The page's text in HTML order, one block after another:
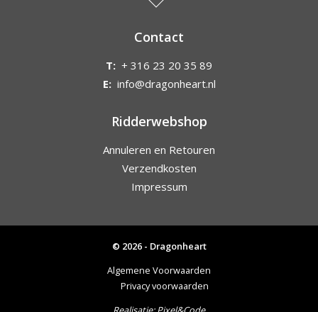
Contact
T: + 316 23 20 35 89
E: info@dragonheart.nl
Ridderwebshop
Annuleren en Retouren
Verzendkosten
Impressum
© 2026 - Dragonheart
Algemene Voorwaarden
Privacy voorwaarden